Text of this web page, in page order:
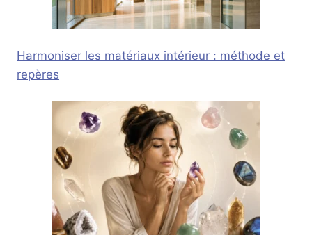
Harmoniser les matériaux intérieur : méthode et
repères